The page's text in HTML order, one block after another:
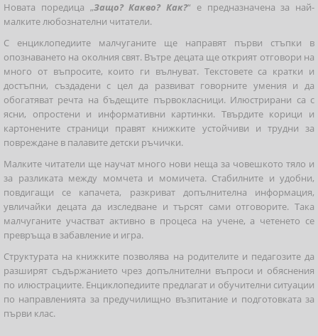
Новата поредица „Защо? Какво? Как?“ е предназначена за най-
малките любознателни читатели.
С енциклопедиите малчуганите ще направят първи стъпки в
опознаването на околния свят. Вътре децата ще открият отговори на
много от въпросите, които ги вълнуват. Текстовете са кратки и
достъпни, създадени с цел да развиват говорните умения и да
обогатяват речта на бъдещите първокласници. Илюстрирани са с
ясни, опростени и информативни картинки. Твърдите корици и
картонените страници правят книжките устойчиви и трудни за
повреждане в палавите детски ръчички.
Малките читатели ще научат много нови неща за човешкото тяло и
за разликата между момчета и момичета. Стабилните и удобни,
повдигащи се капачета, разкриват допълнителна информация,
увличайки децата да изследване и търсят сами отговорите. Така
малчуганите участват активно в процеса на учене, а четенето се
превръща в забавление и игра.
Структурата на книжките позволява на родителите и педагозите да
разширят съдържанието чрез допълнителни въпроси и обяснения
по илюстрациите. Енциклопедиите предлагат и обучителни ситуации
по направленията за предучилищно възпитание и подготовката за
първи клас.